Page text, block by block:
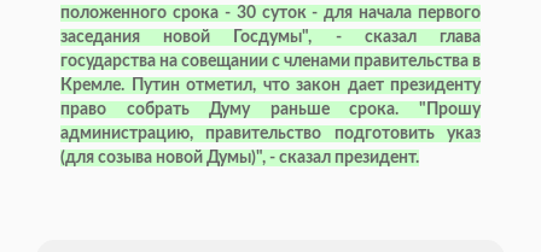
положенного срока - 30 суток - для начала первого
заседания новой Госдумы", - сказал глава
государства на совещании с членами правительства в
Кремле. Путин отметил, что закон дает президенту
право собрать Думу раньше срока. "Прошу
администрацию, правительство подготовить указ
(для созыва новой Думы)", - сказал президент.